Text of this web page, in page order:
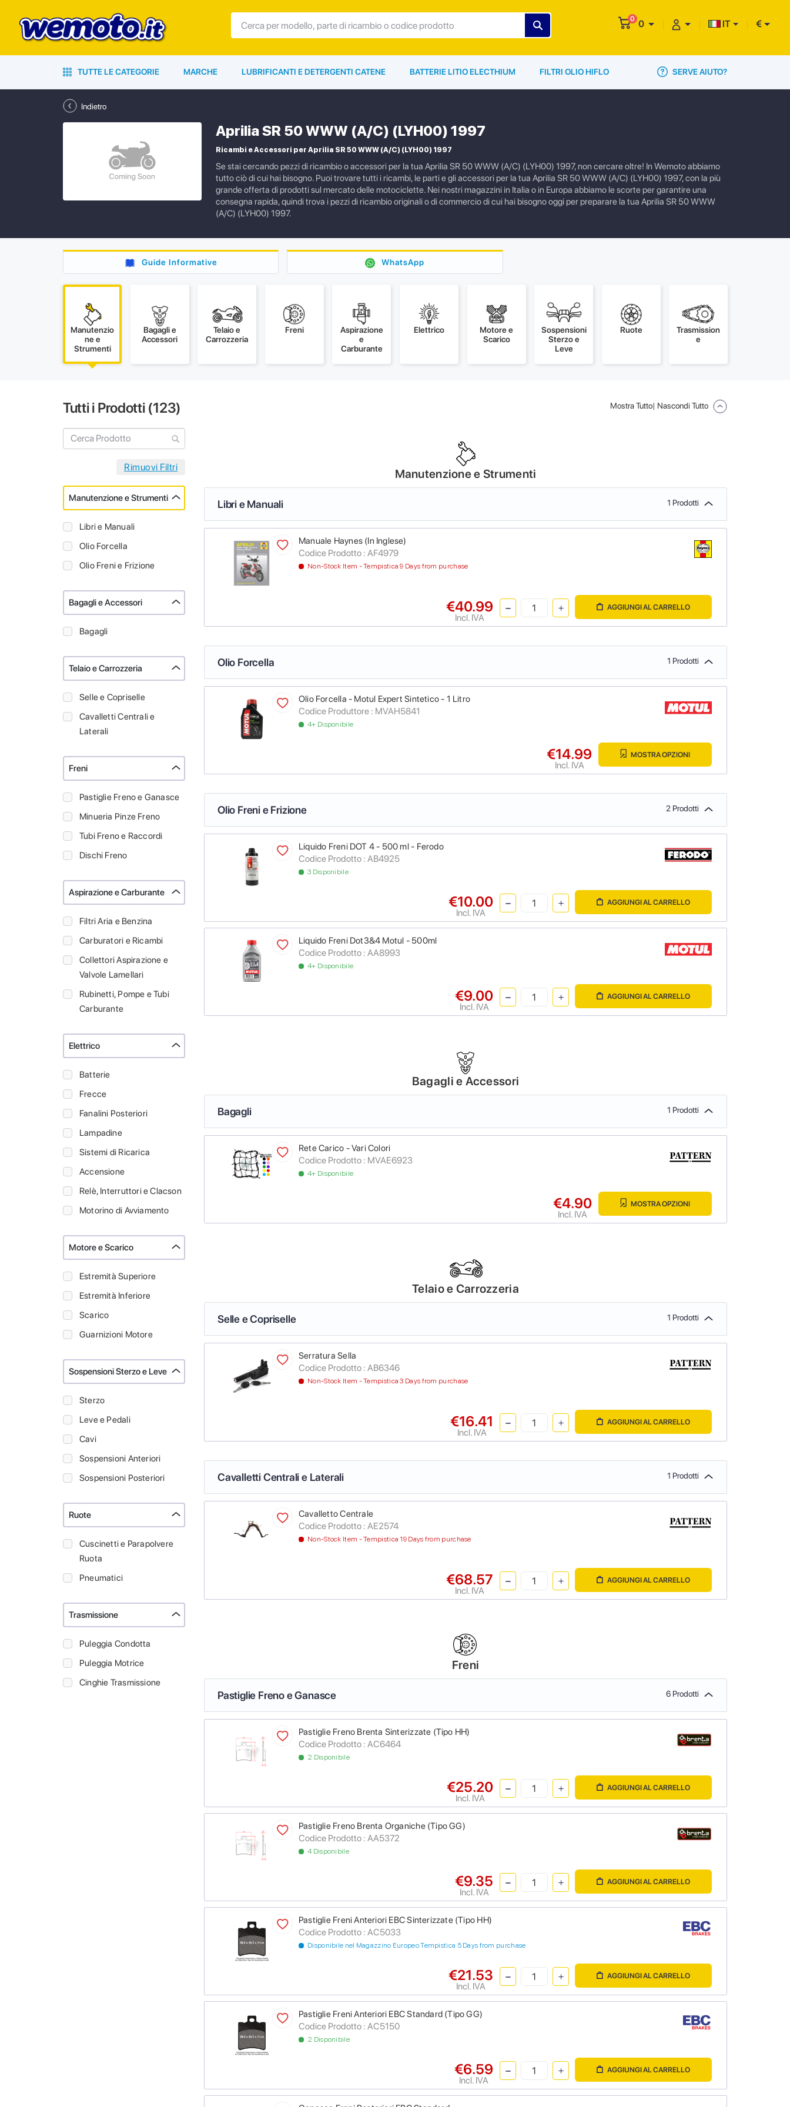
0 0 IT €
TUTTE LE CATEGORIE MARCHE LUBRIFICANTI E DETERGENTI CATENE BATTERIE LITIO ELECTHIUM FILTRI OLIO HIFLO SERVE AIUTO?
Indietro
Aprilia SR 50 WWW (A/C) (LYH00) 1997
Ricambi e Accessori per Aprilia SR 50 WWW (A/C) (LYH00) 1997
Se stai cercando pezzi di ricambio o accessori per la tua Aprilia SR 50 WWW (A/C) (LYH00) 1997, non cercare oltre! In Wemoto abbiamo
tutto ciò di cui hai bisogno. Puoi trovare tutti i ricambi, le parti e gli accessori per la tua Aprilia SR 50 WWW (A/C) (LYH00) 1997, con la più
grande offerta di prodotti sul mercato delle motociclette. Nei nostri magazzini in Italia o in Europa abbiamo le scorte per garantire una
consegna rapida, quindi trova i pezzi di ricambio originali o di commercio di cui hai bisogno oggi per preparare la tua Aprilia SR 50 WWW
(A/C) (LYH00) 1997.
Guide Informative WhatsApp
Manutenzio
ne e
Strumenti
Bagagli e
Accessori
Telaio e
Carrozzeria
Freni
Aspirazione
e
Carburante
Elettrico
Motore e
Scarico
Sospensioni
Sterzo e
Leve
Ruote
Trasmission
e
Tutti i Prodotti (123)
Manutenzione e Strumenti
Libri e Manuali
Olio Forcella
Olio Freni e Frizione
Bagagli e Accessori
Bagagli
Telaio e Carrozzeria
Selle e Copriselle
Cavalletti Centrali e
Laterali
Freni
Pastiglie Freno e Ganasce
Minueria Pinze Freno
Tubi Freno e Raccordi
Dischi Freno
Aspirazione e Carburante
Filtri Aria e Benzina
Carburatori e Ricambi
Collettori Aspirazione e
Valvole Lamellari
Rubinetti, Pompe e Tubi
Carburante
Elettrico
Batterie
Frecce
Fanalini Posteriori
Lampadine
Sistemi di Ricarica
Accensione
Relè, Interruttori e Clacson
Motorino di Avviamento
Motore e Scarico
Estremità Superiore
Estremità Inferiore
Scarico
Guarnizioni Motore
Sospensioni Sterzo e Leve
Sterzo
Leve e Pedali
Cavi
Sospensioni Anteriori
Sospensioni Posteriori
Ruote
Cuscinetti e Parapolvere
Ruota
Pneumatici
Trasmissione
Puleggia Condotta
Puleggia Motrice
Cinghie Trasmissione
Mostra Tutto| Nascondi Tutto
Manutenzione e Strumenti
Libri e Manuali 1 Prodotti
Manuale Haynes (In Inglese)
Codice Prodotto : AF4979
Non-Stock Item - Tempistica 9 Days from purchase
€40.99
Incl. IVA
AGGIUNGI AL CARRELLO
Olio Forcella 1 Prodotti
Olio Forcella - Motul Expert Sintetico - 1 Litro
Codice Produttore : MVAH5841
4+ Disponibile
€14.99
Incl. IVA
MOSTRA OPZIONI
Olio Freni e Frizione 2 Prodotti
Liquido Freni DOT 4 - 500 ml - Ferodo
Codice Prodotto : AB4925
3 Disponibile
€10.00
Incl. IVA
AGGIUNGI AL CARRELLO
Liquido Freni Dot3&4 Motul - 500ml
Codice Prodotto : AA8993
4+ Disponibile
€9.00
Incl. IVA
AGGIUNGI AL CARRELLO
Bagagli e Accessori
Bagagli 1 Prodotti
Rete Carico - Vari Colori
Codice Prodotto : MVAE6923
4+ Disponibile
€4.90
Incl. IVA
MOSTRA OPZIONI
Telaio e Carrozzeria
Selle e Copriselle 1 Prodotti
Serratura Sella
Codice Prodotto : AB6346
Non-Stock Item - Tempistica 3 Days from purchase
€16.41
Incl. IVA
AGGIUNGI AL CARRELLO
Cavalletti Centrali e Laterali 1 Prodotti
Cavalletto Centrale
Codice Prodotto : AE2574
Non-Stock Item - Tempistica 19 Days from purchase
€68.57
Incl. IVA
AGGIUNGI AL CARRELLO
Freni
Pastiglie Freno e Ganasce 6 Prodotti
Pastiglie Freno Brenta Sinterizzate (Tipo HH)
Codice Prodotto : AC6464
2 Disponibile
€25.20
Incl. IVA
AGGIUNGI AL CARRELLO
Pastiglie Freno Brenta Organiche (Tipo GG)
Codice Prodotto : AA5372
4 Disponibile
€9.35
Incl. IVA
AGGIUNGI AL CARRELLO
Pastiglie Freni Anteriori EBC Sinterizzate (Tipo HH)
Codice Prodotto : AC5033
Disponibile nel Magazzino Europeo Tempistica 5 Days from purchase
€21.53
Incl. IVA
AGGIUNGI AL CARRELLO
Pastiglie Freni Anteriori EBC Standard (Tipo GG)
Codice Prodotto : AC5150
2 Disponibile
€6.59
Incl. IVA
AGGIUNGI AL CARRELLO